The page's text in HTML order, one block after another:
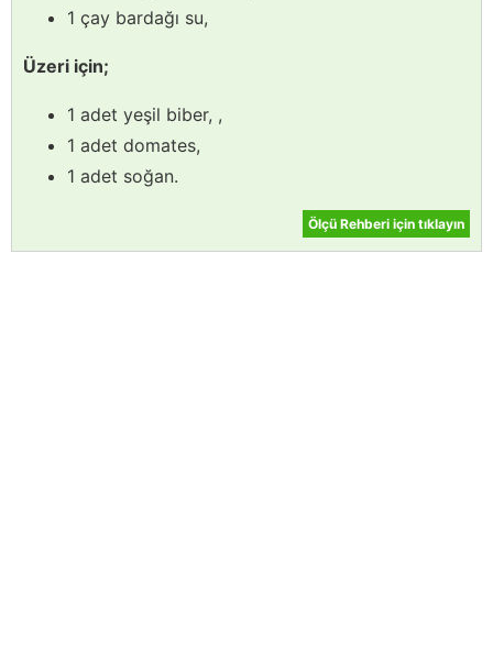
1 çay bardağı su,
Üzeri için;
1 adet yeşil biber, ,
1 adet domates,
1 adet soğan.
Ölçü Rehberi için tıklayın